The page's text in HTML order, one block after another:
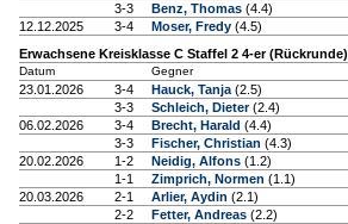
3-3
Benz, Thomas (4.4)
12.12.2025
3-4 Moser, Fredy (4.5)
Erwachsene Kreisklasse C Staffel 2 4-er (Rückrunde)
Datum Gegner
23.01.2026 3-4 Hauck, Tanja (2.5)
3-3
Schleich, Dieter(2.4)
06.02.2026
3-4 Brecht, Harald (4.4)
3-3
Fischer, Christian (4.3)
20.02.2026
1-2 Neidig, Alfons (1.2)
1-1
Zimprich, Normen (1.1)
20.03.2026
2-1 Arlier, Aydin (2.1)
2-2
Fetter, Andreas (2.2)